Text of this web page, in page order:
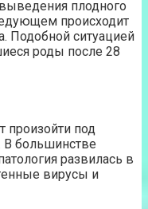
плодного
происходит
Подобной ситуацией
роды после 28
под
В большинстве
развилась в
вирусы и